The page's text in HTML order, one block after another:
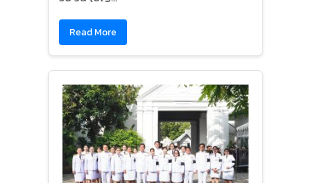
Read More